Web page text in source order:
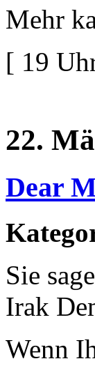
Mehr
[ 19
22.
Dear
Sie
Irak
Wenn